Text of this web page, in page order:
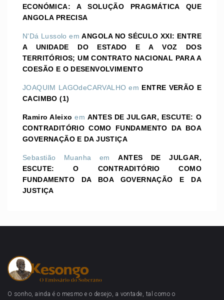
ECONÓMICA: A SOLUÇÃO PRAGMÁTICA QUE
ANGOLA PRECISA
N'Dá Lussolo emANGOLA NO SÉCULO XXI: ENTRE
A UNIDADE DO ESTADO E A VOZ DOS
TERRITÓRIOS; UM CONTRATO NACIONAL PARA A
COESÃO E O DESENVOLVIMENTO
JOAQUIM LAGOdeCARVALHO em ENTRE VERÃO E
CACIMBO (1)
Ramiro Aleixo emANTES DE JULGAR, ESCUTE: O
CONTRADITÓRIO COMO FUNDAMENTO DA BOA
GOVERNAÇÃO E DA JUSTIÇA
Sebastião Muanha emANTES DE JULGAR,
ESCUTE: O CONTRADITÓRIO COMO
FUNDAMENTO DA BOA GOVERNAÇÃO E DA
JUSTIÇA
O sonho, ainda é o mesmo e o desejo, a vontade, tal como o